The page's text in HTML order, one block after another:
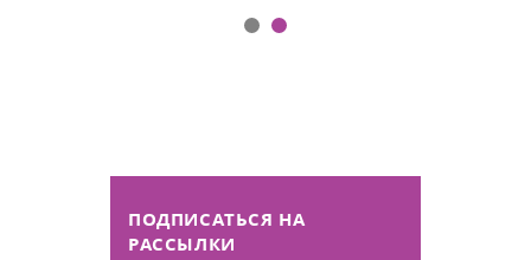
ПОДПИСАТЬСЯ НА
РАССЫЛКИ